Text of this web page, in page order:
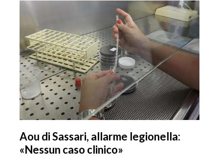
Aou di Sassari, allarme legionella:
«Nessun caso clinico»